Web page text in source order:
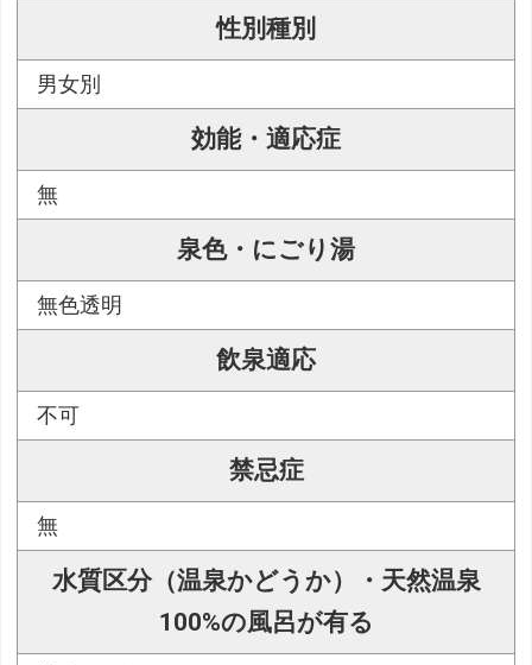
性別種別
男女別
効能・適応症
無
泉色・にごり湯
無色透明
飲泉適応
不可
禁忌症
無
水質区分（温泉かどうか）・天然温泉
100%の風呂が有る